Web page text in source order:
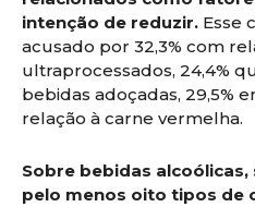
intenção de reduzir. Esse
acusado por 32,3% com
ultraprocessados, 24,4%
bebidas adoçadas, 29,5%
relação à carne vermelha.
Sobre bebidas
pelo menos oito tipos de